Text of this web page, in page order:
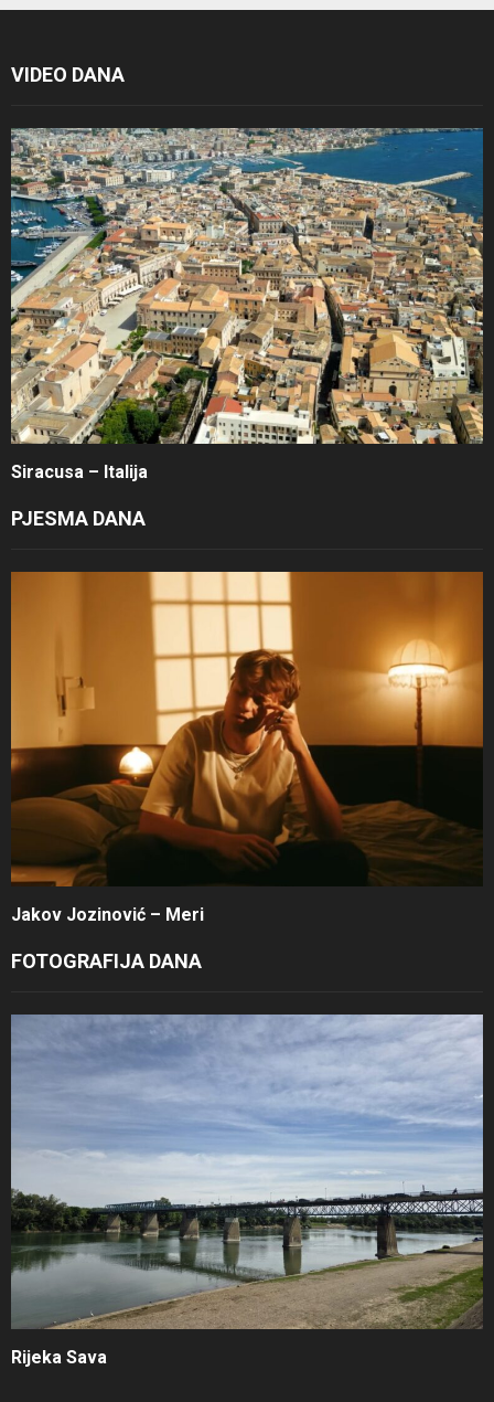
VIDEO DANA
Siracusa – Italija
PJESMA DANA
Jakov Jozinović – Meri
FOTOGRAFIJA DANA
Rijeka Sava